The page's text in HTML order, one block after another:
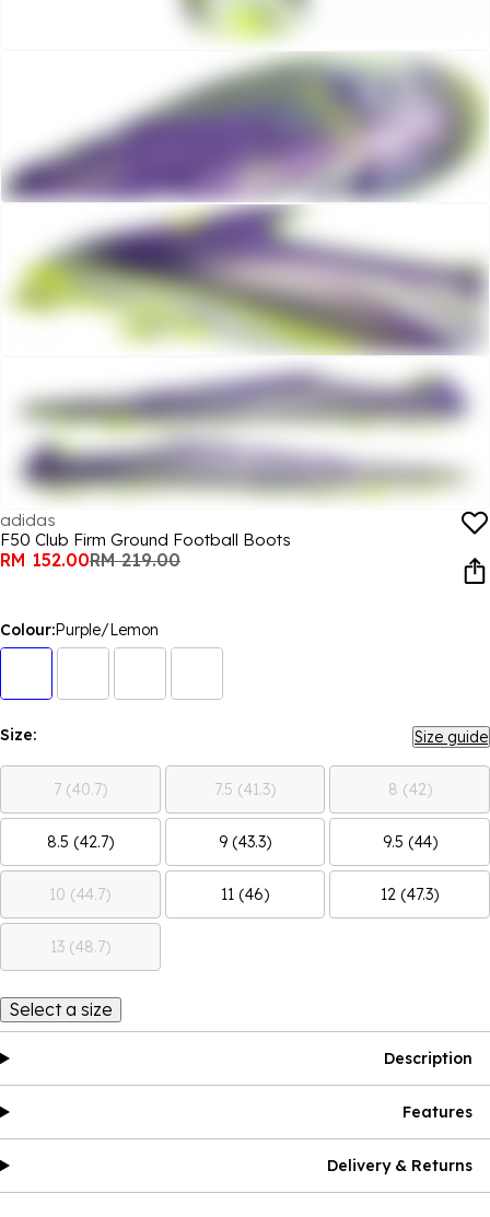
adidas
F50 Club Firm Ground Football Boots
RM 152.00RM 219.00
Colour:Purple/Lemon
Size: Size guide
7 (40.7) 7.5 (41.3) 8 (42)
8.5 (42.7) 9 (43.3) 9.5 (44)
10 (44.7) 11 (46) 12 (47.3)
13 (48.7)
Select a size
Description
Features
Delivery & Returns